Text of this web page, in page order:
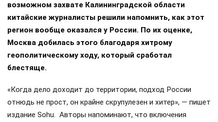
возможном захвате Калининградской области
китайские журналисты решили напомнить, как этот
регион вообще оказался у России. По их оценке,
Москва добилась этого благодаря хитрому
геополитическому ходу, который сработал
блестяще.
«Когда дело доходит до территории, подход России
отнюдь не прост, он крайне скрупулезен и хитер», — пишет
издание Sohu. Авторы напоминают, что включения